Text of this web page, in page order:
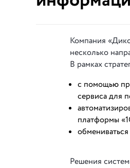
Компания
несколько
В рамках
с помощью
сервиса для
платформы
Решения